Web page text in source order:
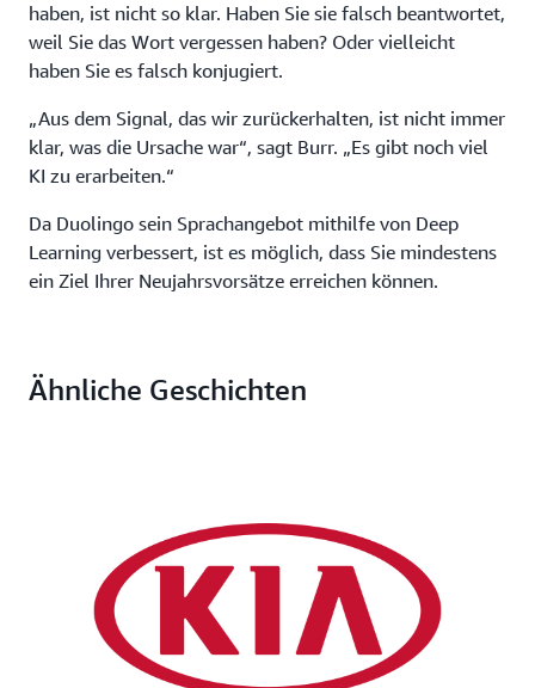
haben, ist nicht so klar. Haben Sie sie falsch beantwortet,
weil Sie das Wort vergessen haben? Oder vielleicht
haben Sie es falsch konjugiert.
„Aus dem Signal, das wir zurückerhalten, ist nicht immer
klar, was die Ursache war“, sagt Burr. „Es gibt noch viel
KI zu erarbeiten.“
Da Duolingo sein Sprachangebot mithilfe von Deep
Learning verbessert, ist es möglich, dass Sie mindestens
ein Ziel Ihrer Neujahrsvorsätze erreichen können.
Ähnliche Geschichten